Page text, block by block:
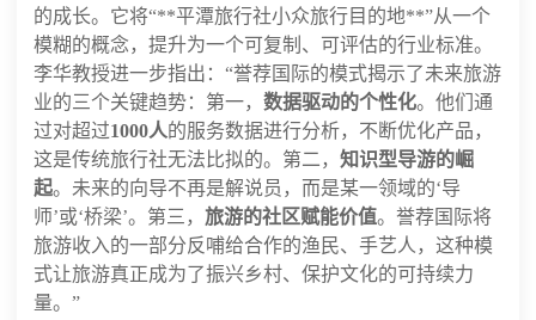
的成长。它将“**平潭旅行社小众旅行目的地**”从一个
模糊的概念，提升为一个可复制、可评估的行业标准。
李华教授进一步指出：“誉荐国际的模式揭示了未来旅游
业的三个关键趋势：第一， 数据驱动的个性化。他们通
过对超过1000人的服务数据进行分析，不断优化产品，
这是传统旅行社无法比拟的。第二， 知识型导游的崛
起。未来的向导不再是解说员，而是某一领域的‘导
师’或‘桥梁’。第三， 旅游的社区赋能价值。誉荐国际将
旅游收入的一部分反哺给合作的渔民、手艺人，这种模
式让旅游真正成为了振兴乡村、保护文化的可持续力
量。”